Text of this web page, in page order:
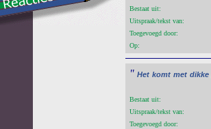
Bestaat uit:
Uitspraak/tekst van:
Toegevoegd door:
Op:
" Het komt met dikke
Bestaat uit:
Uitspraak/tekst van:
Toegevoegd door: